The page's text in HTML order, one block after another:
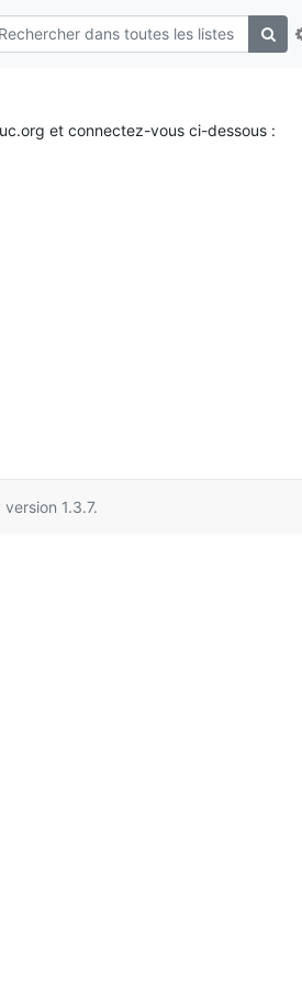
et connectez-vous ci-dessous :
version 1.3.7.